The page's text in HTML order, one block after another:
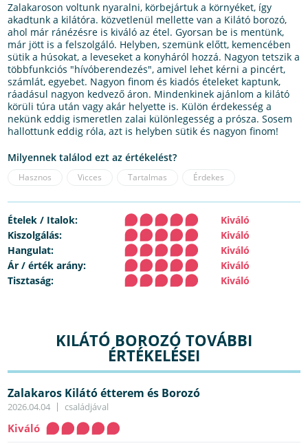
Zalakaroson voltunk nyaralni, körbejártuk a környéket, így
akadtunk a kilátóra. közvetlenül mellette van a Kilátó borozó,
ahol már ránézésre is kiváló az étel. Gyorsan be is mentünk,
már jött is a felszolgáló. Helyben, szemünk előtt, kemencében
sütik a húsokat, a leveseket a konyháról hozzá. Nagyon tetszik a
többfunkciós "hívóberendezés", amivel lehet kérni a pincért,
számlát, egyebet. Nagyon finom és kiadós ételeket kaptunk,
ráadásul nagyon kedvező áron. Mindenkinek ajánlom a kilátó
körüli túra után vagy akár helyette is. Külön érdekesség a
nekünk eddig ismeretlen zalai különlegesség a prósza. Sosem
hallottunk eddig róla, azt is helyben sütik és nagyon finom!
Milyennek találod ezt az értékelést?
Hasznos Vicces Tartalmas Érdekes
Ételek / Italok:
Kiváló
Kiszolgálás:
Kiváló
Hangulat:
Kiváló
Ár / érték arány:
Kiváló
Tisztaság:
Kiváló
KILÁTÓ BOROZÓ TOVÁBBI
ÉRTÉKELÉSEI
Zalakaros Kilátó étterem és Borozó
2026.04.04 családjával
Kiváló